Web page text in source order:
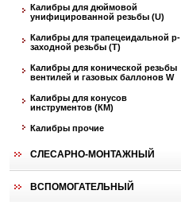
Калибры для дюймовой
унифицированной резьбы (U)
Калибры для трапецеидальной p-
заходной резьбы (T)
Калибры для конической резьбы
вентилей и газовых баллонов W
Калибры для конусов
инструментов (КМ)
Калибры прочие
СЛЕСАРНО-МОНТАЖНЫЙ
ВСПОМОГАТЕЛЬНЫЙ